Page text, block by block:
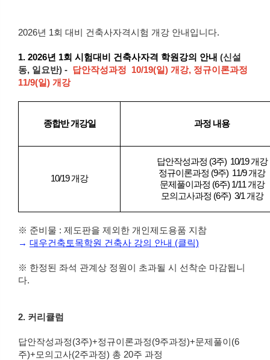
2026년 1회 대비 건축사자격시험 개강 안내입니다.
1. 2026년 1회 시험대비 건축사자격 학원강의 안내 (신설
동, 일요반) - 답안작성과정 10/19(일) 개강, 정규이론과정
11/9(일) 개강
종합반 개강일 과정 내용
10/19 개강
답안작성과정 (3주) 10/19 개강
정규이론과정 (9주) 11/9 개강
문제풀이과정 (6주) 1/11 개강
모의고사과정 (6주) 3/1 개강
※ 준비물 : 제도판을 제외한 개인제도용품 지참
→ 대우건축토목학원 건축사 강의 안내 (클릭)
※ 한정된 좌석 관계상 정원이 초과될 시 선착순 마감됩니
다.
2. 커리큘럼
답안작성과정(3주)+정규이론과정(9주과정)+문제풀이(6
주)+모의고사(2주과정) 총 20주 과정